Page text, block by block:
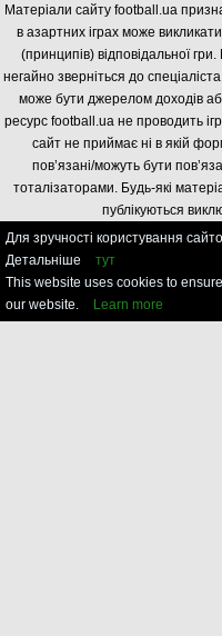
Матеріали сайту football.ua
в азартних іграх може
(принципів) відповідальної
негайно зверніться до
може бути джерелом доходів
ресурс football.ua не проводить
сайт не приймає ні в якій
пов’язані/можуть бути
тоталізаторами. Будь-які
публікуються
Для зручності користування
Детальніше
тут
This website uses cookies to
our website.
Learn more